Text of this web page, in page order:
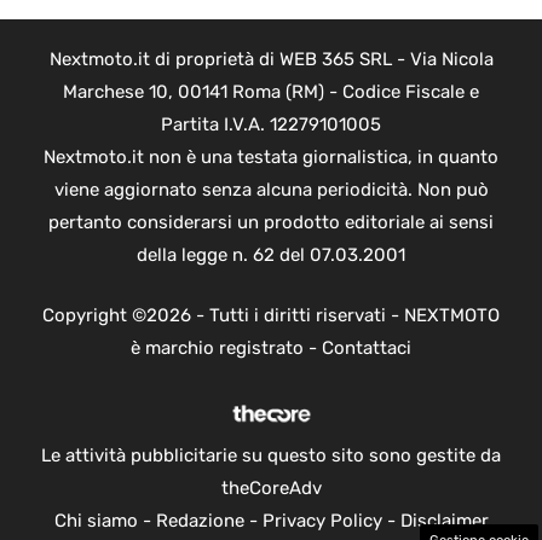
Nextmoto.it di proprietà di WEB 365 SRL - Via Nicola
Marchese 10, 00141 Roma (RM) - Codice Fiscale e
Partita I.V.A. 12279101005
Nextmoto.it non è una testata giornalistica, in quanto
viene aggiornato senza alcuna periodicità. Non può
pertanto considerarsi un prodotto editoriale ai sensi
della legge n. 62 del 07.03.2001
Copyright ©2026 - Tutti i diritti riservati - NEXTMOTO
è marchio registrato - Contattaci
Le attività pubblicitarie su questo sito sono gestite da
theCoreAdv
Chi siamo - Redazione- Privacy Policy- Disclaimer